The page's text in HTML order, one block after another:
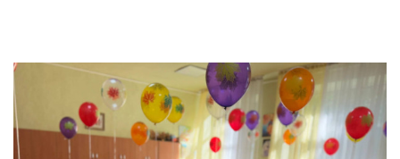
ПАРТНЕРАМ
МЕРОПРИЯТИЯ